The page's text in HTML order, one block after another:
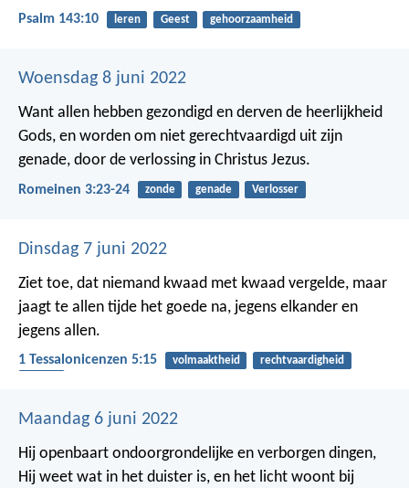
Psalm 143:10 leren Geest gehoorzaamheid
Woensdag 8 juni 2022
Want allen hebben gezondigd en derven de heerlijkheid
Gods, en worden om niet gerechtvaardigd uit zijn
genade, door de verlossing in Christus Jezus.
Romeinen 3:23-24 zonde genade Verlosser
Dinsdag 7 juni 2022
Ziet toe, dat niemand kwaad met kwaad vergelde, maar
jaagt te allen tijde het goede na, jegens elkander en
jegens allen.
1 Tessalonicenzen 5:15 volmaaktheid
rechtvaardigheid
Maandag 6 juni 2022
Hij openbaart ondoorgrondelijke en verborgen dingen,
Hij weet wat in het duister is, en het licht woont bij